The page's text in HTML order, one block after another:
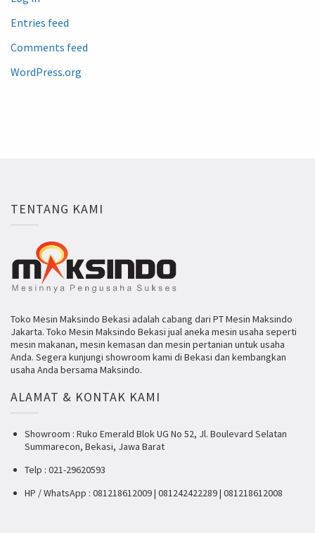
Entries feed
Comments feed
WordPress.org
TENTANG KAMI
Toko Mesin Maksindo Bekasi adalah cabang dari PT Mesin Maksindo
Jakarta. Toko Mesin Maksindo Bekasi jual aneka mesin usaha seperti
mesin makanan, mesin kemasan dan mesin pertanian untuk usaha
Anda. Segera kunjungi showroom kami di Bekasi dan kembangkan
usaha Anda bersama Maksindo.
ALAMAT & KONTAK KAMI
Showroom : Ruko Emerald Blok UG No 52, Jl. Boulevard Selatan
Summarecon, Bekasi, Jawa Barat
Telp : 021-29620593
HP / WhatsApp : 081218612009 | 081242422289 | 081218612008